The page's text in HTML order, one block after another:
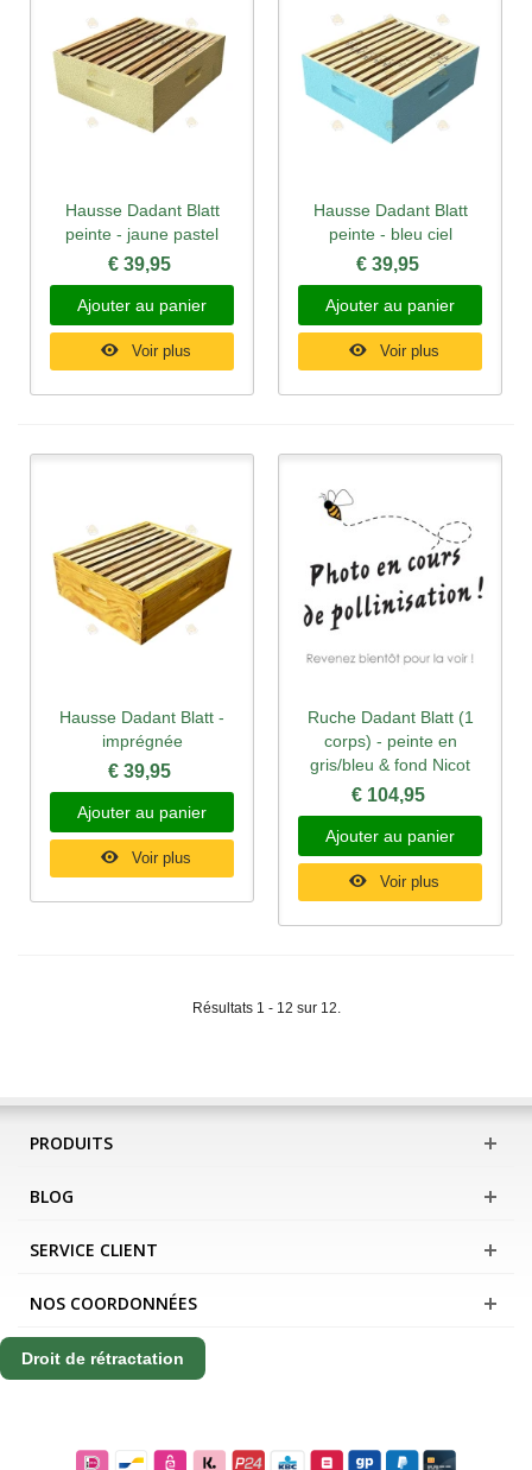
Hausse Dadant Blatt
peinte - jaune pastel
€ 39,95
Ajouter au panier
Voir plus
Hausse Dadant Blatt
peinte - bleu ciel
€ 39,95
Ajouter au panier
Voir plus
Hausse Dadant Blatt -
imprégnée
€ 39,95
Ajouter au panier
Voir plus
Ruche Dadant Blatt (1
corps) - peinte en
gris/bleu & fond Nicot
€ 104,95
Ajouter au panier
Voir plus
Résultats 1 - 12 sur 12.
PRODUITS
BLOG
SERVICE CLIENT
NOS COORDONNÉES
Droit de rétractation